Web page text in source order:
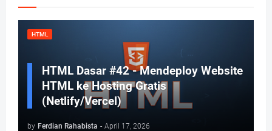
HTML
HTML Dasar #42 - Mendeploy Website
HTML ke Hosting Gratis
(Netlify/Vercel)
by Ferdian Rahabista - April 17, 2026